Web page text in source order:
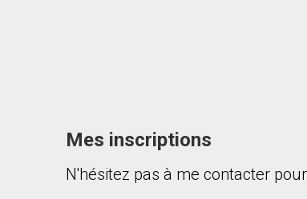
Mes inscriptions
N'hésitez pas à me contacter